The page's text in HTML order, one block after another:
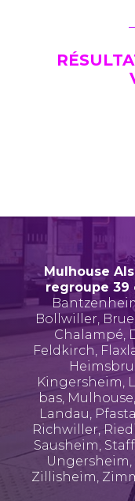
Mulhouse
regroupe 39
Bollwiller,
Chalampé,
Feldkirch,
Kingersheim,
bas, Mulhouse,
Landau,
Richwiller,
Sausheim,
Ungersheim,
Zillisheim,